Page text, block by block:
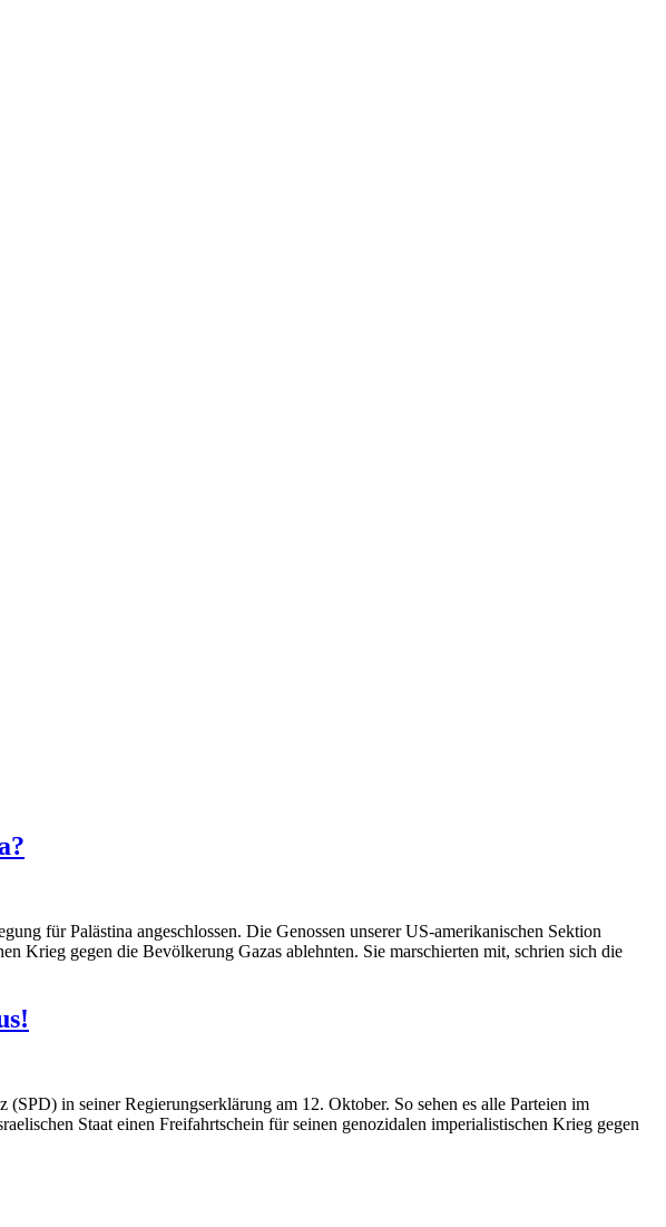
für Palästina angeschlossen. Die Genossen unserer US-amerikanischen Sektion
Krieg gegen die Bevölkerung Gazas ablehnten. Sie marschierten mit, schrien sich die
in seiner Regierungserklärung am 12. Oktober. So sehen es alle Parteien im
Staat einen Freifahrtschein für seinen genozidalen imperialistischen Krieg gegen